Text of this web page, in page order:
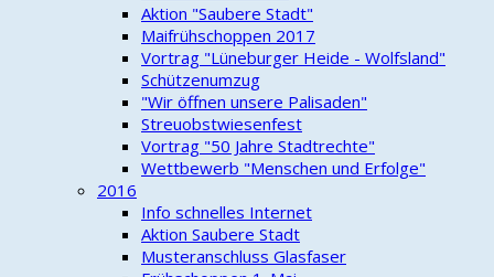
Aktion "Saubere Stadt"
Maifrühschoppen 2017
Vortrag "Lüneburger Heide - Wolfsland"
Schützenumzug
"Wir öffnen unsere Palisaden"
Streuobstwiesenfest
Vortrag "50 Jahre Stadtrechte"
Wettbewerb "Menschen und Erfolge"
2016
Info schnelles Internet
Aktion Saubere Stadt
Musteranschluss Glasfaser